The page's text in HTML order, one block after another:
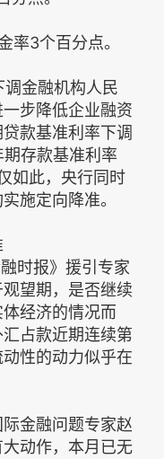
率3个百分点。
金融机构人民
步降低企业融资
款基准利率下调
存款基准利率
如此，央行同时
施定向降准。
时报》援引专家
望期，是否继续
经济的情况而
占款近期连续第
性的动力似乎在
际金融问题专家赵
动作，本月已无